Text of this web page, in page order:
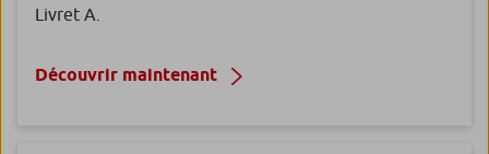
Livret A.
Découvrir maintenant